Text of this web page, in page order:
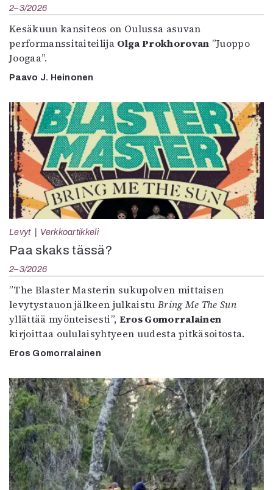
2–3/2026
Kesäkuun kansiteos on Oulussa asuvan
performanssitaiteilija Olga Prokhorovan ”Juoppo
Joogaa”.
Paavo J. Heinonen
Levyt Verkkoartikkeli
Paa skaks tässä?
2–3/2026
”The Blaster Masterin sukupolven mittaisen
levytystauon jälkeen julkaistu Bring Me The Sun
yllättää myönteisesti”, Eros Gomorralainen
kirjoittaa oululaisyhtyeen uudesta pitkäsoitosta.
Eros Gomorralainen